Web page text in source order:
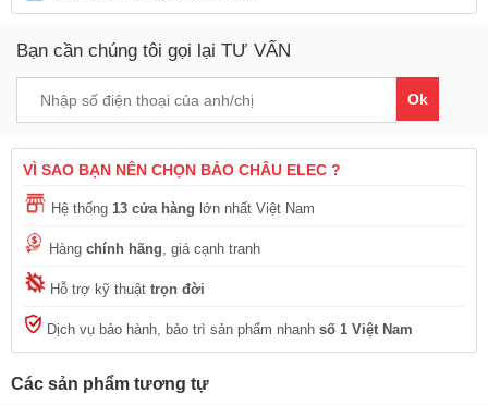
Bạn cần chúng tôi gọi lại TƯ VẤN
Ok
VÌ SAO BẠN NÊN CHỌN BẢO CHÂU ELEC ?
Hệ thống 13 cửa hàng lớn nhất Việt Nam
Hàng chính hãng, giá cạnh tranh
Hỗ trợ kỹ thuật trọn đời
Dịch vụ bảo hành, bảo trì sản phẩm nhanh số 1 Việt Nam
Các sản phẩm tương tự